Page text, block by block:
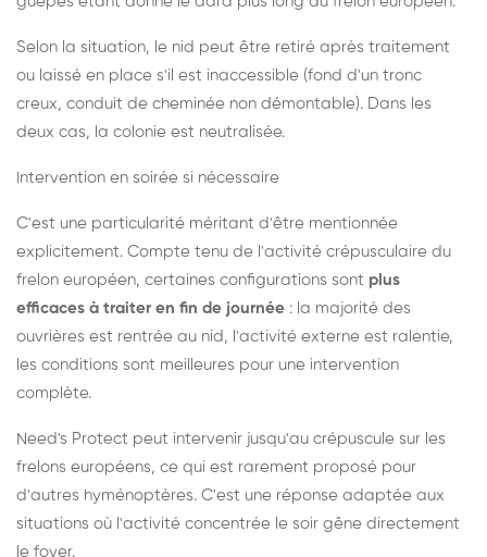
Selon la situation, le nid peut être retiré après traitement
ou laissé en place s'il est inaccessible (fond d'un tronc
creux, conduit de cheminée non démontable). Dans les
deux cas, la colonie est neutralisée.
Intervention en soirée si nécessaire
C'est une particularité méritant d'être mentionnée
explicitement. Compte tenu de l'activité crépusculaire du
frelon européen, certaines configurations sont plus
efficaces à traiter en fin de journée : la majorité des
ouvrières est rentrée au nid, l'activité externe est ralentie,
les conditions sont meilleures pour une intervention
complète.
Need's Protect peut intervenir jusqu'au crépuscule sur les
frelons européens, ce qui est rarement proposé pour
d'autres hyménoptères. C'est une réponse adaptée aux
situations où l'activité concentrée le soir gêne directement
le foyer.